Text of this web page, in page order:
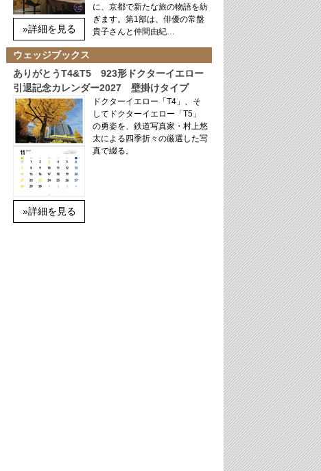
»詳細を見る
に、京都で新たな旅の物語を紡
ぎます。第1部は、俳優の常盤
貴子さんと仲間由紀…
ウェッジブックス
ありがとうT4&T5 923形ドクターイエロー
引退記念カレンダー2027 壁掛けタイプ
»詳細を見る
ドクターイエロー「T4」、そ
してドクターイエロー「T5」
の勇姿を、鉄道写真家・村上悠
太による四季折々の厳選した写
真で綴る。